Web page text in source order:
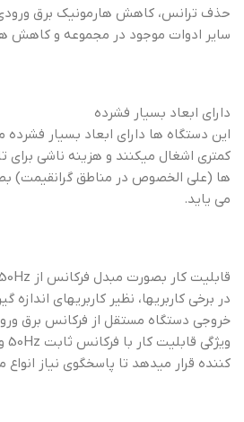
حذف ترانس، کاهش هارمونیک برق ورودی،
سایر ادوات موجود در مجموعه و کاهش
دارای ابعاد بسیار فشرده
این دستگاه ها دارای ابعاد بسیار فشرده
کمتری اشغال میکنند و هزینه ناشی برای
ها (علی الخصوص در مناطق
می یاید.
قابلیت کار بصورت مبدل فرکانس از 50Hz به 60Hz
در برخی کاربریها، نظیر کاربریهای
خروجی دستگاه مستقل از فرکانس برق
کننده قرار میدهد تا پاسخگوی نیاز انواع